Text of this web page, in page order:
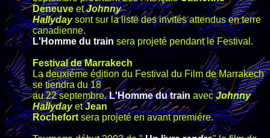
DeneuveetJohnny
Hallydaysont sur la liste des invités attendus en terre
canadienne.
L'Homme du trainsera projeté pendant le Festival.
Festival de Marrakech
La deuxiéme édition du Festival du Film de Marrakech
se tiendra du 18
au 22 septembre.L'Homme du trainavecJohnny
HallydayetJean
Rochefortsera projeté en avant premiére.